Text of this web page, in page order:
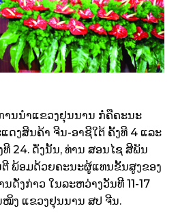
ານນຳແຂວງຢຸນນານ ກໍ່ຄືຄະນະ
ດງສິນຄ້າ ຈີນ-ອາຊີໃຕ້ ຄັ້ງທີ 4 ແລະ
24. ດັ່ງນັ້ນ, ທ່ານ ສອນໄຊ ສີພັນ
ພ້ອມດ້ວຍຄະນະຜູ້ແທນຂັ້ນສູງຂອງ
ນດັ່ງກ່າວ ໃນລະຫວ່າງວັນທີ 11-17
ງ ແຂວງຢຸນນານ ສປ ຈີນ.